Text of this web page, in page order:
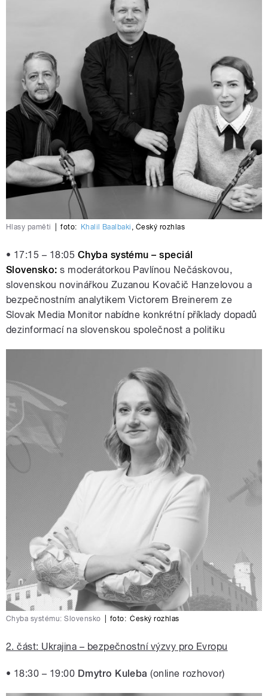
Hlasy paměti foto: Khalil Baalbaki Český rozhlas
• 17:15 – 18:05 Chyba systému – speciál
Slovensko: s moderátorkou Pavlínou Nečáskovou,
slovenskou novinářkou Zuzanou Kovačič Hanzelovou a
bezpečnostním analytikem Victorem Breinerem ze
Slovak Media Monitor nabídne konkrétní příklady dopadů
dezinformací na slovenskou společnost a politiku
Chyba systému: Slovensko foto: Český rozhlas
2. část: Ukrajina – bezpečnostní výzvy pro Evropu
• 18:30 – 19:00 Dmytro Kuleba (online rozhovor)